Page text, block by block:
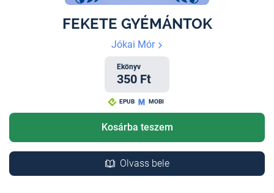
FEKETE GYÉMÁNTOK
Jókai Mór
Ekönyv
350 Ft
EPUB MOBI
Kosárba teszem
Olvass bele